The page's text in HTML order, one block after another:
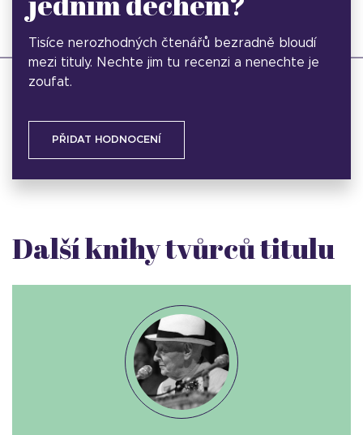
Tisíce nerozhodných čtenářů bezradně bloudí
mezi tituly. Nechte jim tu recenzi a nenechte je
zoufat.
PŘIDAT HODNOCENÍ
Další knihy tvůrců titulu